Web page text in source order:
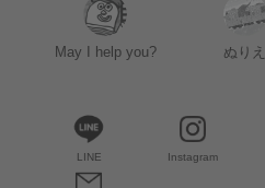
May I help you? ぬりえ
LINE Instagram